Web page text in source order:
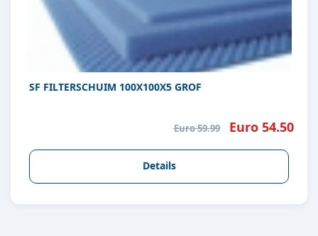
SF FILTERSCHUIM 100X100X5 GROF
Euro 59.99 Euro 54.50
Details